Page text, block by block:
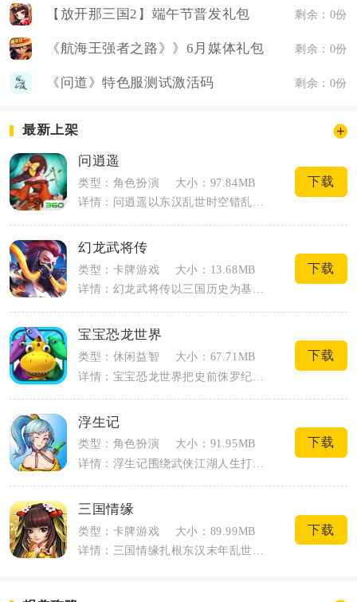
【放开那三国2】端午节普发礼包 剩余：0份
《航海王强者之路》》6月媒体礼包 剩余：0份
《问道》特色服测试激活码 剩余：0份
最新上架
问逍遥
类型：角色扮演
大小：97.84MB
详情：问逍遥以东汉乱世时空错乱为故事基底，融合三国正史与奇幻神魔设定，主打竖屏放置...
下载
幻龙武将传
类型：卡牌游戏
大小：13.68MB
详情：幻龙武将传以三国历史为基底，融合卡牌策略与世代养成玩法，开局从幼年角色起步，...
下载
宝宝恐龙世界
类型：休闲益智
大小：67.71MB
下载
浮生记
类型：角色扮演
大小：91.95MB
下载
三国情缘
类型：卡牌游戏
大小：89.99MB
下载